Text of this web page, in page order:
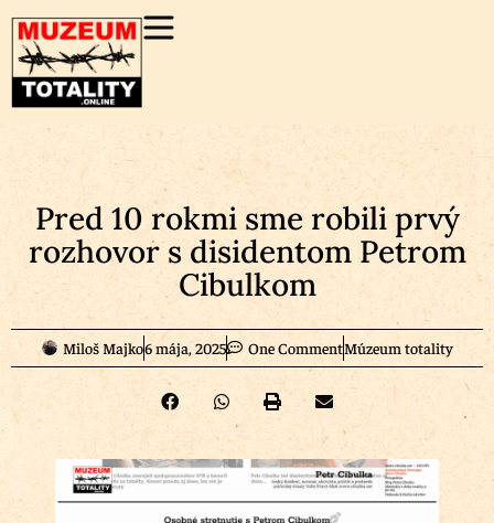
Pred 10 rokmi sme robili prvý
rozhovor s disidentom Petrom
Cibulkom
Miloš Majko6 mája, 2025 One CommentMúzeum totality